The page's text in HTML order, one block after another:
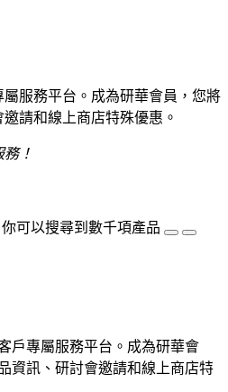
屬服務平台。成為研華會員，您將
請和線上商店特殊優惠。
！
你可以搜尋到數千項產品
戶專屬服務平台。成為研華會
資訊、研討會邀請和線上商店特